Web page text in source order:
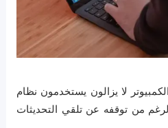
لا يزالون يستخدمون نظام
من توقفه عن تلقي التحديثات